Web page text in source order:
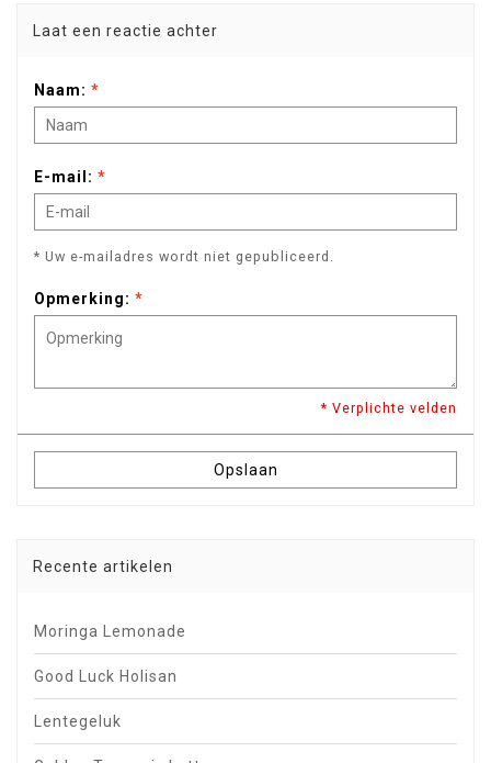
Laat een reactie achter
Naam: *
E-mail: *
* Uw e-mailadres wordt niet gepubliceerd.
Opmerking: *
* Verplichte velden
Opslaan
Recente artikelen
Moringa Lemonade
Good Luck Holisan
Lentegeluk